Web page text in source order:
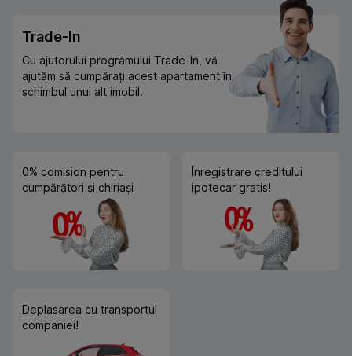
Trade-In
Cu ajutorului programului Trade-In, vă
ajutăm să cumpărați acest apartament în
schimbul unui alt imobil.
0% comision pentru
cumpărători și chiriași
Înregistrare creditului
ipotecar gratis!
Deplasarea cu transportul
companiei!